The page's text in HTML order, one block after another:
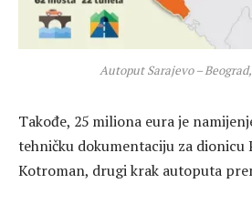
Autoput Sarajevo –
Takođe, 25 miliona eura je
tehničku dokumentaciju za dionicu
Kotroman, drugi krak autoputa